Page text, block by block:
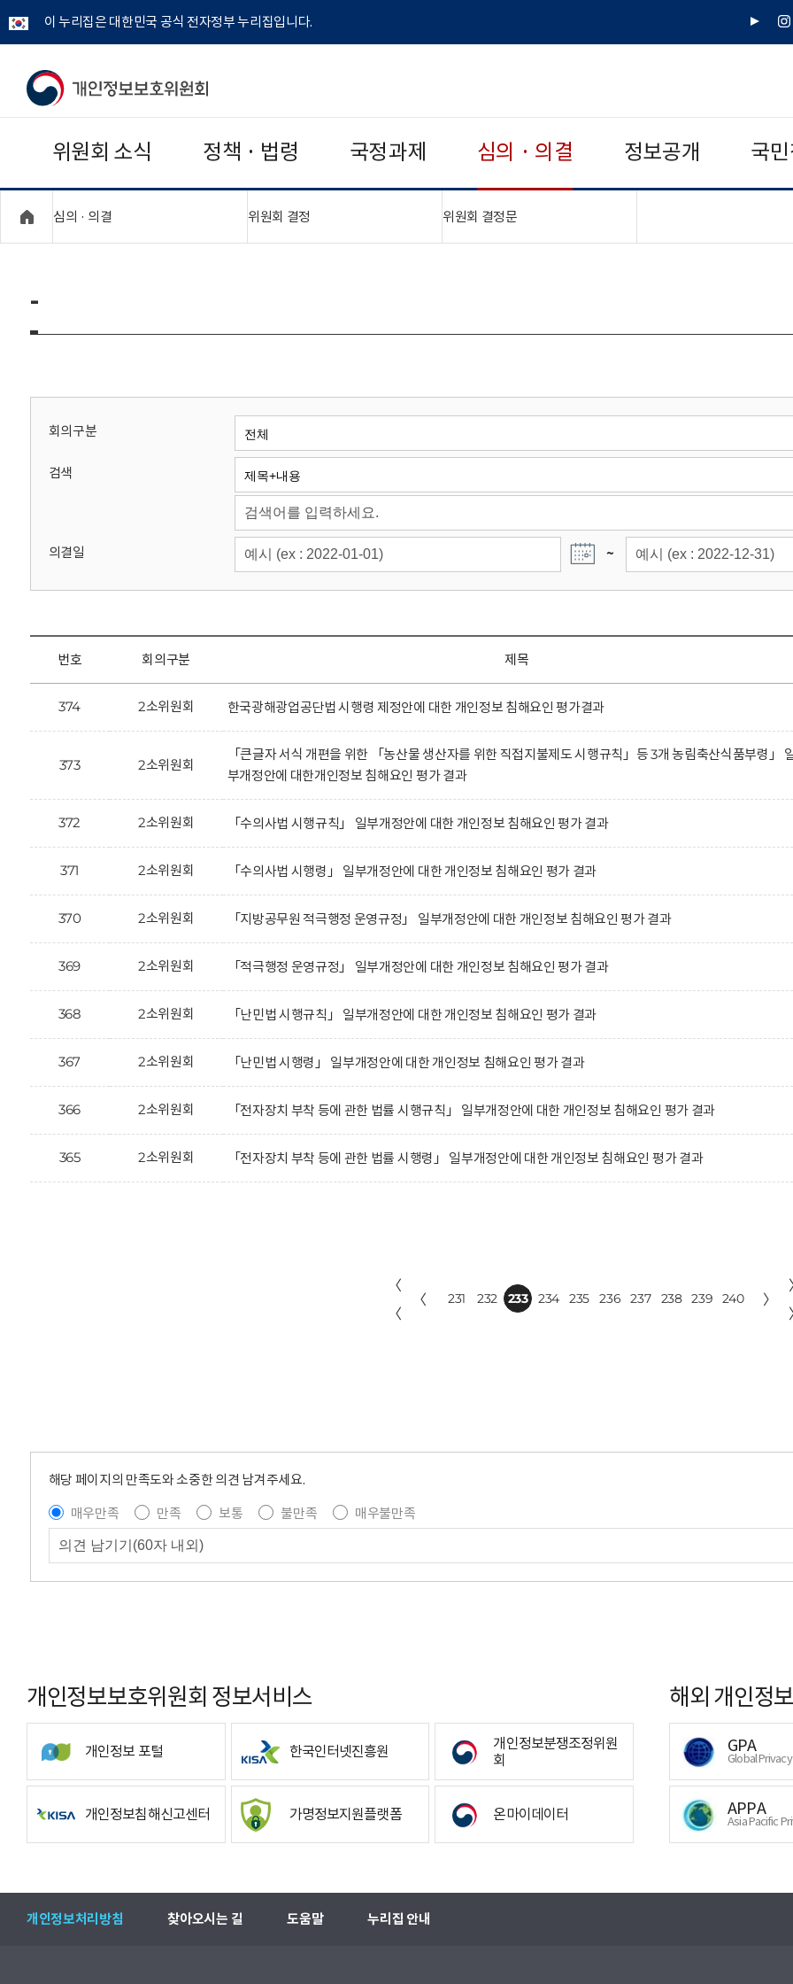
이 누리집은 대한민국 공식 전자정부 누리집입니다.
유
인
개
보
보
위
회
위원회 소식 정책 · 법령 국정과제 심의 · 의결 정보공개 국
심의 · 의결 위원회 결정 위원회 결정문"접기,펼치기"
-
회의구분
검색
의결일 ~
번호 회의구분 제목
374 2소위원회 한국광해광업공단법 시행령 제정안에 대한 개인정보 침해요인 평가결과
373 2소위원회
「큰글자 서식 개편을 위한 「농산물 생산자를 위한 직접지불제도 시행규칙」등 3개 농림축산식품부령」
부개정안에 대한개인정보 침해요인 평가 결과
372 2소위원회 「수의사법 시행규칙」 일부개정안에 대한 개인정보 침해요인 평가 결과
371 2소위원회 「수의사법 시행령」 일부개정안에 대한 개인정보 침해요인 평가 결과
370 2소위원회 「지방공무원 적극행정 운영규정」 일부개정안에 대한 개인정보 침해요인 평가 결과
369 2소위원회 「적극행정 운영규정」 일부개정안에 대한 개인정보 침해요인 평가 결과
368 2소위원회 「난민법 시행규칙」 일부개정안에 대한 개인정보 침해요인 평가 결과
367 2소위원회 「난민법 시행령」 일부개정안에 대한 개인정보 침해요인 평가 결과
366 2소위원회 「전자장치 부착 등에 관한 법률 시행규칙」 일부개정안에 대한 개인정보 침해요인 평가 결과
365 2소위원회 「전자장치 부착 등에 관한 법률 시행령」 일부개정안에 대한 개인정보 침해요인 평가 결과
〈
〈
〈 231 232 233 234 235 236 237 238 239 240 〉
해당 페이지의 만족도와 소중한 의견 남겨주세요.
매우만족
만족 보통 불만족
매우불만족
개인정보보호위원회 정보서비스
개인정보 포털 한국인터넷진흥원
개인정보분쟁조정위원
회
개인정보침해신고센터 가명정보지원플랫폼 온마이데이터
해외 개인정
GPA
Global
APPA
Asia Pacific
개인정보처리방침 찾아오시는 길 도움말 누리집 안내